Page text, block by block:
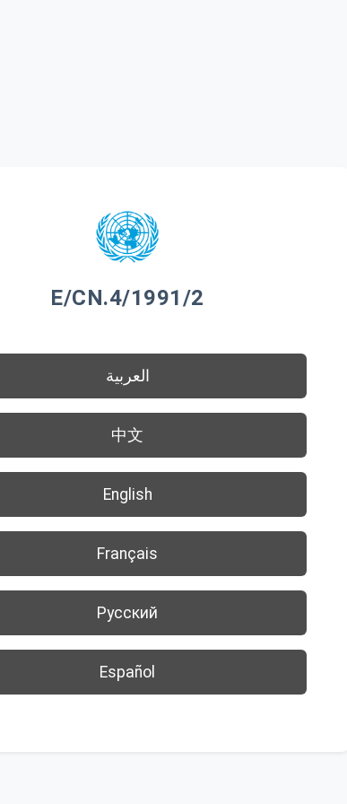
E/CN.4/1991/2
العربية
中文
English
Français
Русский
Español